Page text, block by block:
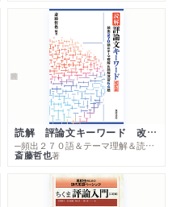
」
る新しい人間らしさ」
読解 評論文キーワード 改訂版
─頻出２７０語＆テーマ理解＆読解演習５４題
斎藤哲也著